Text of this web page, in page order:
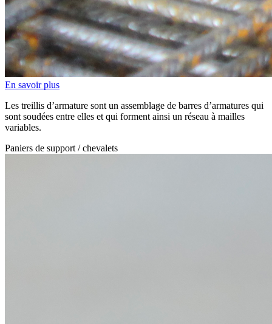
En savoir plus
Les treillis d’armature sont un assemblage de barres d’armatures qui
sont soudées entre elles et qui forment ainsi un réseau à mailles
variables.
Paniers de support / chevalets